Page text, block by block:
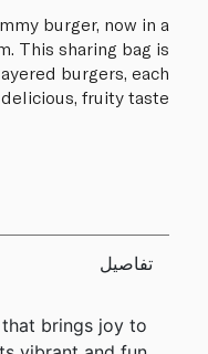
burger, now in a
This sharing bag is
burgers, each
fruity taste.
تفاصيل
brings joy to